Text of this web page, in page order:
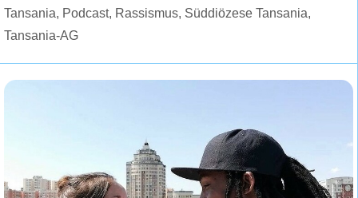
Tansania, Podcast, Rassismus, Süddiözese Tansania,
Tansania-AG